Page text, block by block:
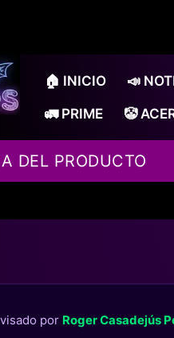
🏠 INICIO 📣
🚛 PRIME 🤡
DEL PRODUCTO
por Roger Casadejús